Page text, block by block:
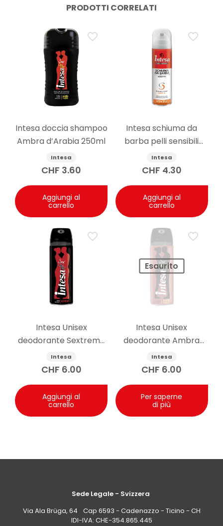
PRODOTTI CORRELATI
Intesa doccia shampoo
Ambra d’Arabia 250ml
Intesa
CHF 3.60
Aggiungi al
carrello
Intesa schiuma da
barba pelli sensibili
senza alcool 300ml
Intesa
CHF 4.30
Aggiungi al
carrello
Intesa Unisex
deodorante Sextreme
125ml
Intesa
CHF 6.00
Aggiungi al
carrello
Esaurito
Intesa Unisex
deodorante Ambra
d’Arabia 125ml
Intesa
CHF 6.00
Per saperne
di più
Sede Legale - Svizzera
Via Ala Brüga, 64 Cap 6593 - Cadenazzo - Ticino - CH
IDI-IVA: CHE-354.865.445